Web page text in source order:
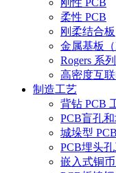
柔性 PCB
刚柔结合板
金属基板（
Rogers 系
高密度互
制造工艺
背钻 PCB
PCB盲孔
城垛型
PCB埋头
嵌入式铜